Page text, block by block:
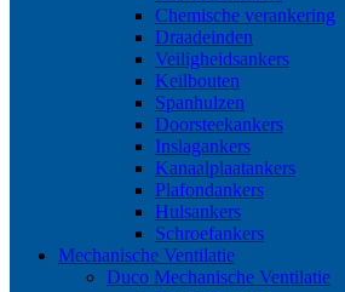
Chemische verankering
Draadeinden
Veiligheidsankers
Keilbouten
Spanhulzen
Doorsteekankers
Inslagankers
Kanaalplaatankers
Plafondankers
Hulsankers
Schroefankers
Mechanische Ventilatie
Duco Mechanische Ventilatie